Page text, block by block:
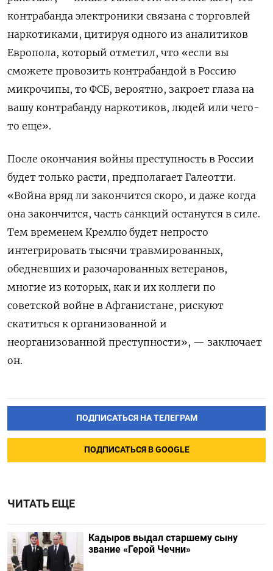
контрабанда электроники связана с торговлей
наркотиками, цитируя одного из аналитиков
Европола, который отметил, что «если вы
сможете провозить контрабандой в Россию
микрочипы, то ФСБ, вероятно, закроет глаза на
вашу контрабанду наркотиков, людей или чего-
то еще».
После окончания войны преступность в России
будет только расти, предполагает Галеотти.
«Война вряд ли закончится скоро, и даже когда
она закончится, часть санкций останутся в силе.
Тем временем Кремлю будет непросто
интегрировать тысячи травмированных,
обедневших и разочарованных ветеранов,
многие из которых, как и их коллеги по
советской войне в Афганистане, рискуют
скатиться к организованной и
неорганизованной преступности», — заключает
он.
ПОДПИСАТЬСЯ НА ТЕЛЕГРАМ
ПОДПИСАТЬСЯ В GOOGLE
ЧИТАТЬ ЕЩЕ
Кадыров выдал старшему сыну
звание «Герой Чечни»